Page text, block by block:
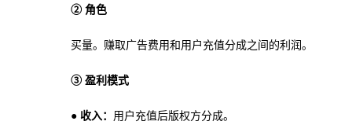
② 角色
买量。赚取广告费用和用户充值分成之间的利润。
③ 盈利模式
● 收入： 用户充值后版权方分成。